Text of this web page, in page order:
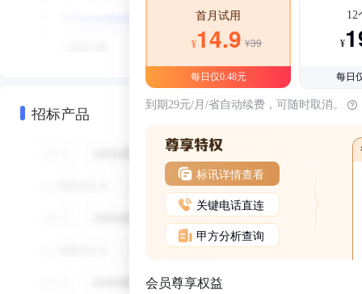
招标产品
首月试用
¥14.9 ¥39
每日仅0.48元
12
¥
每日
到期29元/月/省自动续费，可随时取消。
标讯详情查看
关键电话直连
甲方分析查询
会员尊享权益